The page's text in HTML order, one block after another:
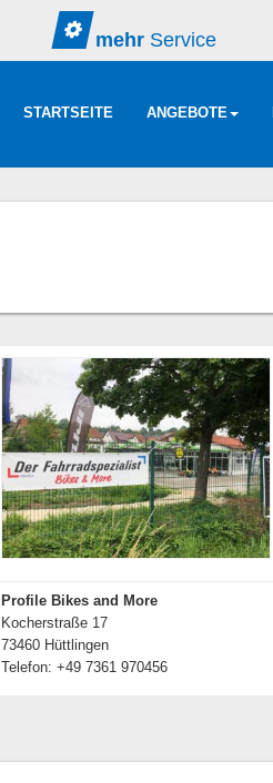
mehrService
STARTSEITE ANGEBOTE
Profile Bikes and More
Kocherstraße 17
73460 Hüttlingen
Telefon: +49 7361 970456